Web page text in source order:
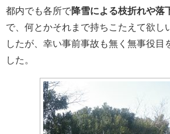
都内でも各所で降雪による枝折れや落
で、何とかそれまで持ちこたえて欲し
したが、幸い事前事故も無く無事役目
した。